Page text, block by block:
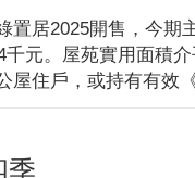
置居2025開售，今
元。屋苑實用面積
住戶，或持有有效
季